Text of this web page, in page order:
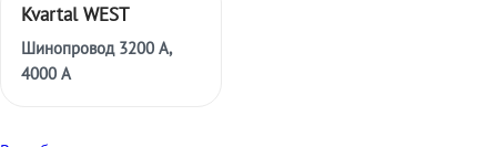
Kvartal WEST
Шинопровод 3200 А,
4000 А